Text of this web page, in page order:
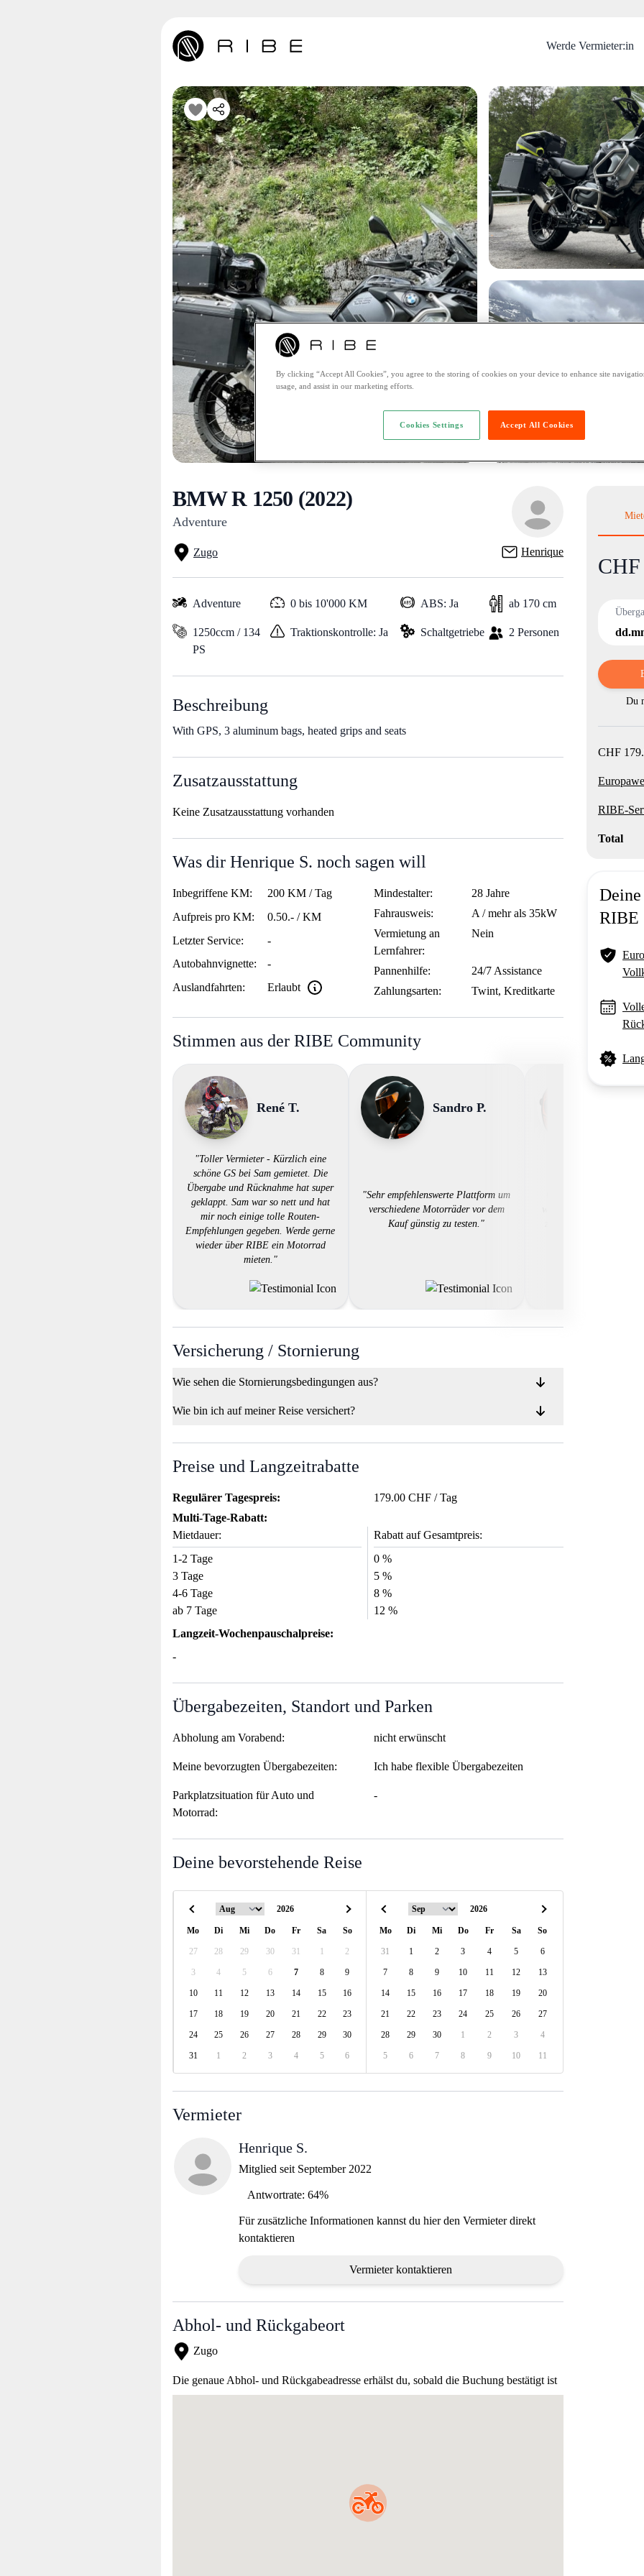
Werde Vermieter:in
BMW R 1250 (2022)
Adventure
Zugo Henrique
Product
Du
CHF
RIBE-
Total
RIBE
Adventure 0 bis 10'000 KM ABS: Ja ab 170 cm
1250ccm / 134
PS
Traktionskontrolle: Ja Schaltgetriebe 2 Personen
Beschreibung
With GPS, 3 aluminum bags, heated grips and seats
Zusatzausstattung
Keine Zusatzausstattung vorhanden
Was dir Henrique S. noch sagen will
Inbegriffene KM:
200 KM / Tag
Aufpreis pro KM:
0.50.- / KM
Letzter Service:
-
Autobahnvignette:
-
Auslandfahrten:
Erlaubt
Mindestalter:
28 Jahre
Fahrausweis:
A / mehr als 35kW
Vermietung an
Lernfahrer:
Nein
Pannenhilfe:
24/7 Assistance
Zahlungsarten:
Twint, Kreditkarte
Stimmen aus der RIBE Community
René T.
"Toller Vermieter - Kürzlich eine
schöne GS bei Sam gemietet. Die
Übergabe und Rücknahme hat super
geklappt. Sam war so nett und hat
mir noch einige tolle Routen-
Empfehlungen gegeben. Werde gerne
wieder über RIBE ein Motorrad
mieten."
Sandro P.
"Sehr empfehlenswerte Plattform um
verschiedene Motorräder vor dem
Kauf günstig zu testen."
Versicherung / Stornierung
Wie sehen die Stornierungsbedingungen aus?
Wie bin ich auf meiner Reise versichert?
Preise und Langzeitrabatte
Regulärer Tagespreis:
179.00 CHF / Tag
Multi-Tage-Rabatt:
Mietdauer:
Rabatt auf Gesamtpreis:
1-2 Tage
0 %
3 Tage
5 %
4-6 Tage
8 %
ab 7 Tage
12 %
Langzeit-Wochenpauschalpreise:
-
Übergabezeiten, Standort und Parken
Abholung am Vorabend: nicht erwünscht
Meine bevorzugten Übergabezeiten: Ich habe flexible Übergabezeiten
Parkplatzsituation für Auto und
Motorrad:
-
Deine bevorstehende Reise
Mo Di Mi Do Fr Sa So
27 28 29 30 31 1 2
3 4 5 6 7 8 9
10 11 12 13 14 15 16
17 18 19 20 21 22 23
24 25 26 27 28 29 30
31 1 2 3 4 5 6
Mo Di Mi Do Fr Sa So
31 1 2 3 4 5 6
7 8 9 10 11 12 13
14 15 16 17 18 19 20
21 22 23 24 25 26 27
28 29 30 1 2 3 4
5 6 7 8 9 10 11
Vermieter
Henrique S.
Mitglied seit September 2022
Antwortrate: 64%
Für zusätzliche Informationen kannst du hier den Vermieter direkt
kontaktieren
Vermieter kontaktieren
Abhol- und Rückgabeort
Zugo
Die genaue Abhol- und Rückgabeadresse erhälst du, sobald die Buchung bestätigt ist
By clicking “Accept All Cookies”, you agree to the storing of cookies on your device to enhance site
usage, and assist in our marketing efforts.
Accept All Cookies
Cookies Settings